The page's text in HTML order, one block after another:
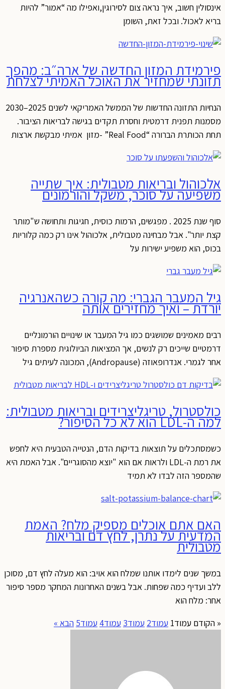
אינסולין חשוב, איך נראה צום לסירוגין,ואפילו מה “אמור” להיות
בריא לאכול. ובכל זאת, השומן
פירמידת המזון החדשה של ארה״ב: מהפך
תזונתי שמחזיר את האוכל האמיתי לצלחת
הנחיות התזונה החדשות של הממשל האמריקאי לשנים 2025–2030
מסמנות תפנית דרמטית וחסרת תקדים בגישה לבריאות הציבור.
תחת הכותרת הברורה “Real Food” -מזון אמיתי מבקשת ארצות
אלכוהול ובריאות מטבולית: איך שתייה
משפיעה על סוכר, משקל והורמונים
סוף שנת 2025 . מפגשים, הרמות כוסית, חגיגות ותחושה ש"מותר
קצת יותר". אבל מבחינה מטבולית, אלכוהול אינו רק כמה קלוריות
בכוס, הוא משפיע ישירות על
גיל המעבר הגברי: מה קורה כשהאנרגיה
יורדת – ואיך מחזירים אותה
רבים מאמינים שמושגים כמו גיל המעבר או שינויים הורמונליים
דרמטיים שייכים רק לנשים, אך המציאות הביולוגית מספרת סיפור
אחר לגמרי. אנדרופאוזה (Andropause), המכונה לעיתים גיל
כולסטרול, טריגליצרידים ובריאות מטבולית:
למה ה-LDL הוא לא כל הסיפור?
כשמסתכלים על תוצאות בדיקות הדם, הנטייה הטבעית היא לחפש
את רמת ה-LDL ולראות אם הוא "יוצא מהסוגריים". אבל האמת היא
שהמספר הזה לבדו לא תמיד
האם אתם אוכלים מספיק מלח? האמת
המדעית על נתרן, לחץ דם ובריאות
מטבולית
במשך שנים לימדו אותנו שמלח הוא אויב: הוא מעלה לחץ דם, מסוכן
ללב ועדיף כמה שפחות. אבל בשנים האחרונות המחקר מספר סיפור
אחר: מלח הוא
« הקודם עמוד1 עמוד2 עמוד3 עמוד4 עמוד5 הבא »